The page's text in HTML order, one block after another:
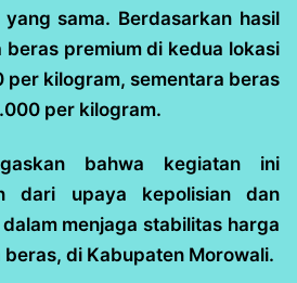
sama. Berdasarkan hasil
premium di kedua lokasi
per kilogram, sementara beras
per kilogram.
bahwa kegiatan ini
dari upaya kepolisian dan
menjaga stabilitas harga
di Kabupaten Morowali.